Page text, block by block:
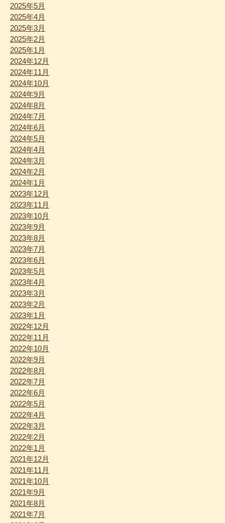
2025年5月
2025年4月
2025年3月
2025年2月
2025年1月
2024年12月
2024年11月
2024年10月
2024年9月
2024年8月
2024年7月
2024年6月
2024年5月
2024年4月
2024年3月
2024年2月
2024年1月
2023年12月
2023年11月
2023年10月
2023年9月
2023年8月
2023年7月
2023年6月
2023年5月
2023年4月
2023年3月
2023年2月
2023年1月
2022年12月
2022年11月
2022年10月
2022年9月
2022年8月
2022年7月
2022年6月
2022年5月
2022年4月
2022年3月
2022年2月
2022年1月
2021年12月
2021年11月
2021年10月
2021年9月
2021年8月
2021年7月